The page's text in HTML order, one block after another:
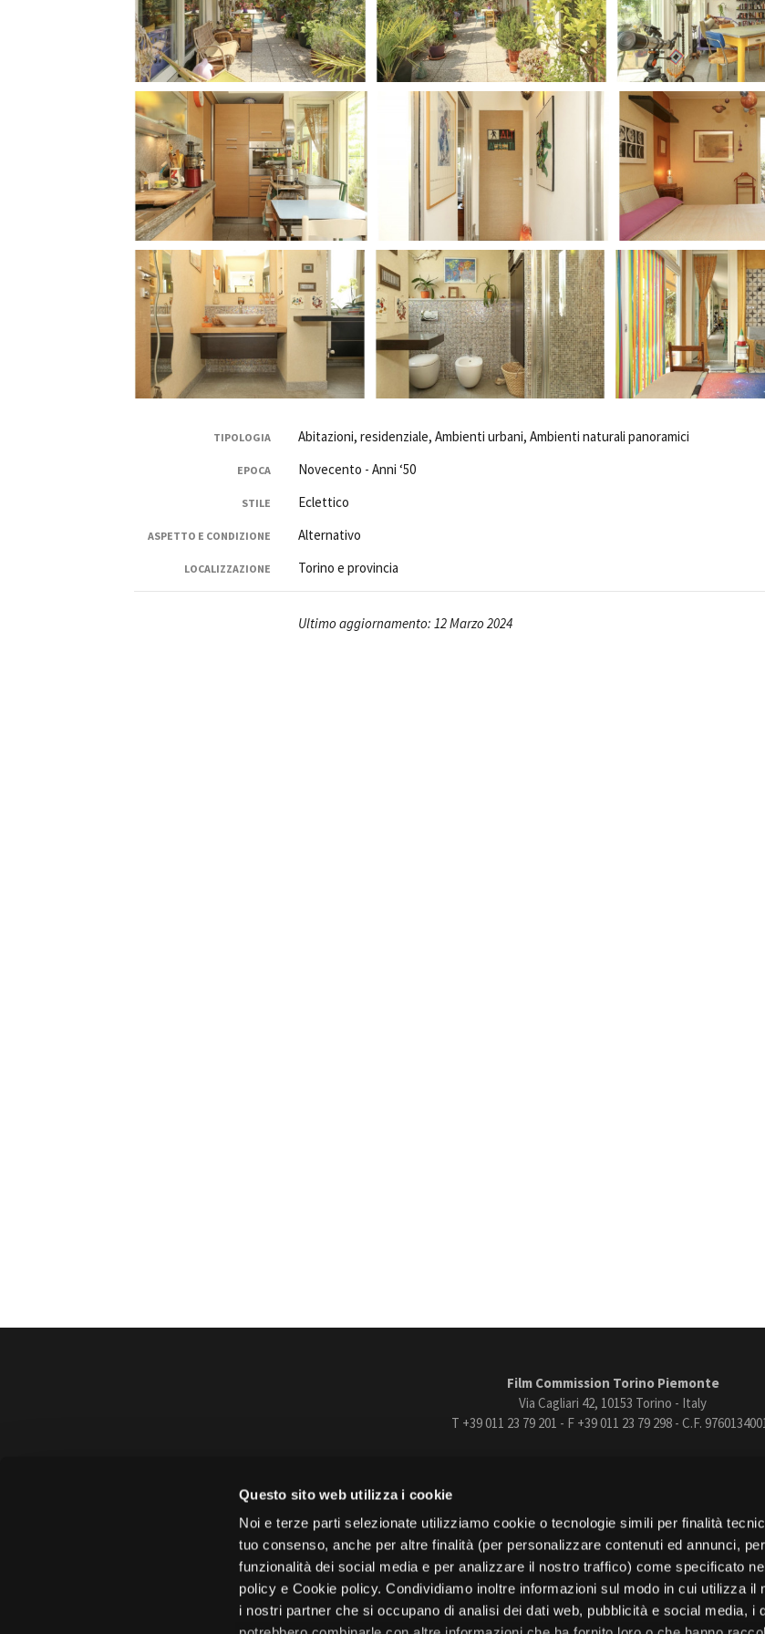
Questo sito web utilizza i cookie
Noi e terze parti selezionate utilizziamo cookie o tecnologie simili per finalità
tuo consenso, anche per altre finalità (per personalizzare contenuti ed annunci,
funzionalità dei social media e per analizzare il nostro traffico) come specificato
policy e Cookie policy. Condividiamo inoltre informazioni sul modo in cui utilizza il
i nostri partner che si occupano di analisi dei dati web, pubblicità e social media, i
Rete regionale
Bilancio sociale
Amministrazione trasparente
Bandi e gare
Sostenibilità ambientale
SERVIZI
Servizi generali
Location scouting
Spazi nella sede FCTP
Sala Casting
Sala Paolo Tenna
FILM FUNDS
Piemonte Film Tv Fund
Piemonte Film Tv Development Fund
Piemonte Doc Film Fund
Short Film Fund
LOCATION GUIDE
FILM DATABASE
BOOK DATABASE
NEWS
EVENTI, SPECIALI
Anteprime in Piemonte
TFI Torino Film Industry - Production
Days
Avenue Cove - Erasmus +
Guarda che storia!
La Grazia - Immagini e location della
Torino di Paolo Sorrentino
Ciak in TOur!
Amministrazione trasparente
TIPOLOGIA Abitazioni, residenziale, Ambienti urbani, Ambienti naturali panoramici
EPOCA Novecento - Anni ‘50
STILE Eclettico
ASPETTO E CONDIZIONE Alternativo
LOCALIZZAZIONE Torino e provincia
Ultimo aggiornamento: 12 Marzo 2024
Film Commission Torino Piemonte
Via Cagliari 42, 10153 Torino - Italy
T +39 011 23 79 201 - F +39 011 23 79 298 - C.F.
FacebookInstagramYoutubeVimeo
Città di Torino